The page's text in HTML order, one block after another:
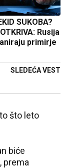
SUKOBA?
Rusija
primirje
SLEDEĆA VEST
što leto
biće
prema